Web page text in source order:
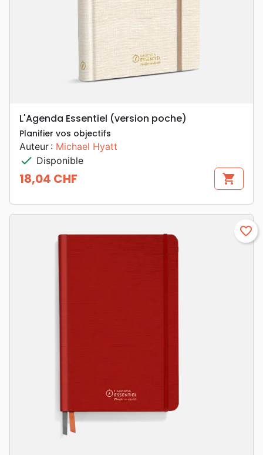
L'Agenda Essentiel (version poche)
Planifier vos objectifs
Auteur : Michael Hyatt
check Disponible
Prix
18,04 CHF shopping_cart
favorite_border